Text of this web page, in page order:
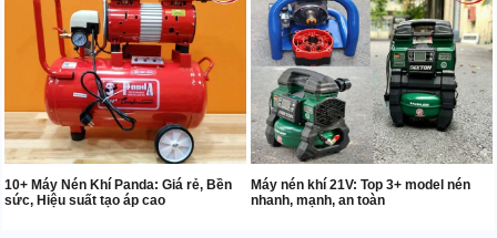
10+ Máy Nén Khí Panda: Giá rẻ, Bền
sức, Hiệu suất tạo áp cao
Máy nén khí 21V: Top 3+ model nén
nhanh, mạnh, an toàn